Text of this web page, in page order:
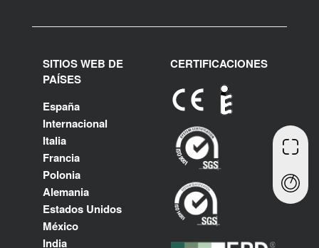
SITIOS WEB DE
PAÍSES
España
Internacional
Italia
Francia
Polonia
Alemania
Estados Unidos
México
India
CERTIFICACIONES